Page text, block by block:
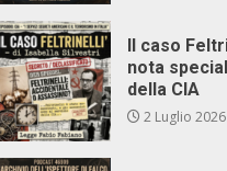
Il caso
nota
della CIA
2 Luglio 2026